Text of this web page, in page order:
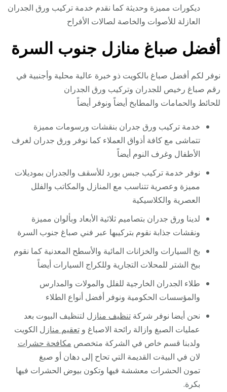
ديكورات مميزة وحديثة كما نقدم خدمة تركيب ورق الجدران
العازلة للأصوات والخاصة لصالات الأفراح
أفضل صباغ منازل جنوب السرة
نوفر لكم أفضل صباغ بالكويت ذو خبرة عالية محلية وأجنبية في
رقم صباغ رخيص للجدران وتركيب ورق الجدران
للحائط والحمامات والمطابخ أيضاً ونوفر أيضاً
خدمة تركيب ورق جدران بنقشات ورسومات مميزة
تتماشى مع كافة أذواق العملاء كما نوفر ورق جدران لغرف
الأطفال وغرف النوم أيضاً
نوفر خدمة تركيب جبس بورد للأسقف والجدران بموديلات
مميزة وعصرية تتناسب مع المنازل والمكاتب والفلل
العصرية والكلاسيكية
لدينا ورق جدران بتصاميم ثلاثية الأبعاد وبألوان مميزة
ونقشات جذابة نقوم بتركيبها عبر فني صباغ جنوب السرة
بخ السيارات والخزانات المائية والأسطح المعدنية كما نقوم
ببخ الشتر للمحلات التجارية وللكراج السيارات أيضاً
طلاء الجدران الخارجية للفلل والمولات والمدارس
والمؤسسات الحكومية ونوفر أفضل أنواع الطلاء
نحن أيضا نوفر شركةتنظيف منازل لتنظيف البيوت بعد
عمليات الصبغ وازالة رائحة الاصباغ وتعقيم منازل الكويت
ولدبنا قسم خاص في الشركة متخصص مكافحة حشرات
لان في البيةت القديمة التي تحاح إلى دهان أو صبغ
تمون الحشرات معششة فيها وتكون بيوض الحشرات فيها
بكرة.